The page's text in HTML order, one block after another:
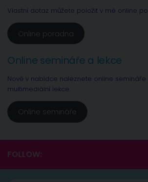
Vlastní dotaz můžete položit v mé online
Online poradna
Online semináře a lekce
Nově v nabídce naleznete online semináře
multimediální lekce.
Online semináře
FOLLOW: